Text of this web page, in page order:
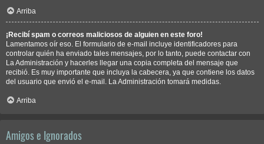
Arriba
¡Recibí spam o correos maliciosos de alguien en este foro!
Lamentamos oír eso. El formulario de e-mail incluye identificadores para
controlar quién ha enviado tales mensajes, por lo tanto, puede contactar con
La Administración y hacerles llegar una copia completa del mensaje que
recibió. Es muy importante que incluya la cabecera, ya que contiene los datos
del usuario que envió el e-mail. La Administración tomará medidas.
Arriba
Amigos e Ignorados